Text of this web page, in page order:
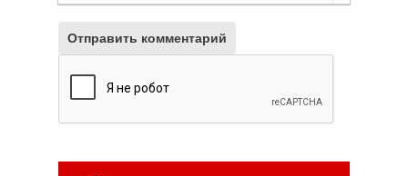
Отправить комментарий